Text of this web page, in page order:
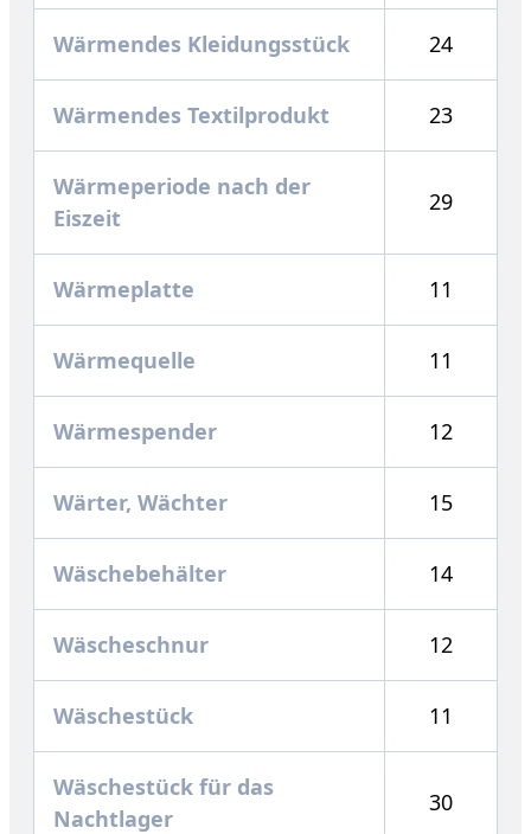
Wärmendes Kleidungsstück 24
Wärmendes Textilprodukt 23
Wärmeperiode nach der
Eiszeit
29
Wärmeplatte 11
Wärmequelle 11
Wärmespender 12
Wärter, Wächter 15
Wäschebehälter 14
Wäscheschnur 12
Wäschestück 11
Wäschestück für das
Nachtlager
30